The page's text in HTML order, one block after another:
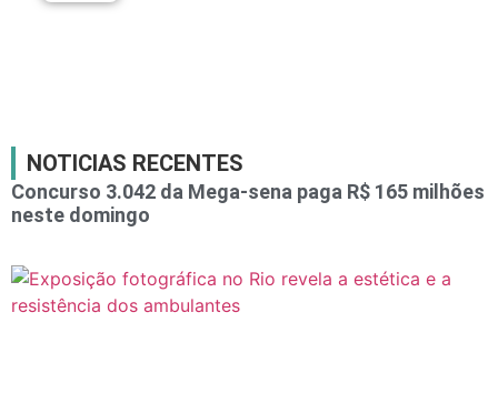
NOTICIAS RECENTES
Concurso 3.042 da Mega-sena paga R$ 165 milhões
neste domingo